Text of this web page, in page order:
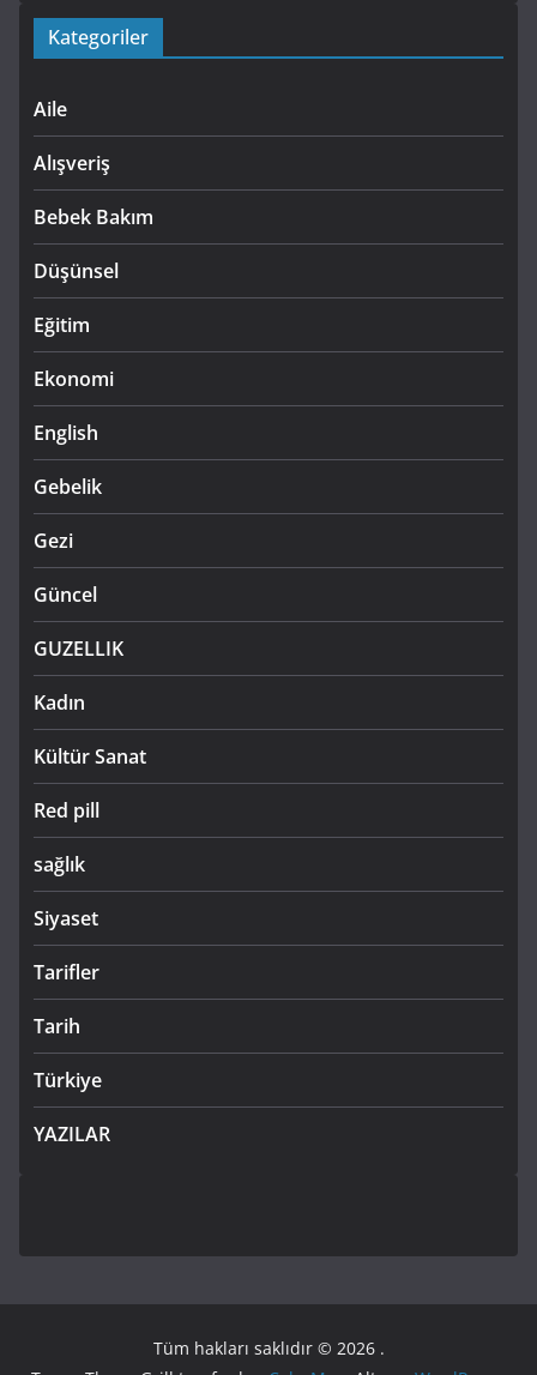
Kategoriler
Aile
Alışveriş
Bebek Bakım
Düşünsel
Eğitim
Ekonomi
English
Gebelik
Gezi
Güncel
GUZELLIK
Kadın
Kültür Sanat
Red pill
sağlık
Siyaset
Tarifler
Tarih
Türkiye
YAZILAR
Tüm hakları saklıdır © 2026 .